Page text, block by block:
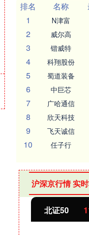
排名
名称
1
N津富
2 威尔高
3 锴威特
4 科翔股份
5 蜀道装备
6 中巨芯
7 广哈通信
8 欣天科技
9 飞天诚信
10 任子行
沪深京行情 实
北证50